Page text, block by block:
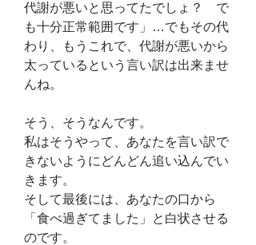
代謝が悪いと思ってたでしょ？　で
も十分正常範囲です」…でもその代
わり、もうこれで、代謝が悪いから
太っているという言い訳は出来ませ
んね。
そう、そうなんです。
私はそうやって、あなたを言い訳で
きないようにどんどん追い込んでい
きます。
そして最後には、あなたの口から
「食べ過ぎてました」と白状させる
のです。